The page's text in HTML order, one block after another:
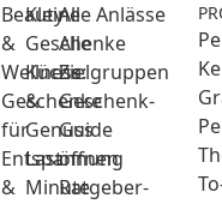
Beauty
&
Wellness:
Geschenke
für
Entspannung
&
Kleine
Geschenke
Küche
&
Genuss
Last
Minute
Alle Anlässe
Alle
Zielgruppen
Geschenk-
Guide
öffnen
Ratgeber-